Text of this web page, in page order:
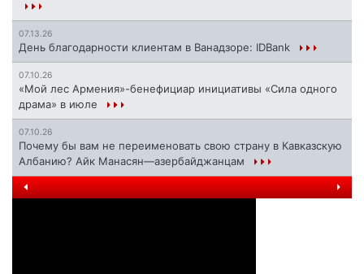
07.13.26
День благодарности клиентам в Ванадзоре: IDBank
07.10.26
«Мой лес Армения»-бенефициар инициативы «Сила одного
драма» в июле
07.10.26
Почему бы вам не переименовать свою страну в Кавказскую
Албанию? Айк Манасян—азербайджанцам